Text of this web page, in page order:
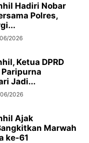
Hadiri Nobar
Polres,
2026
Ketua DPRD
Jadi...
2026
Ajak
Marwah
ke-61